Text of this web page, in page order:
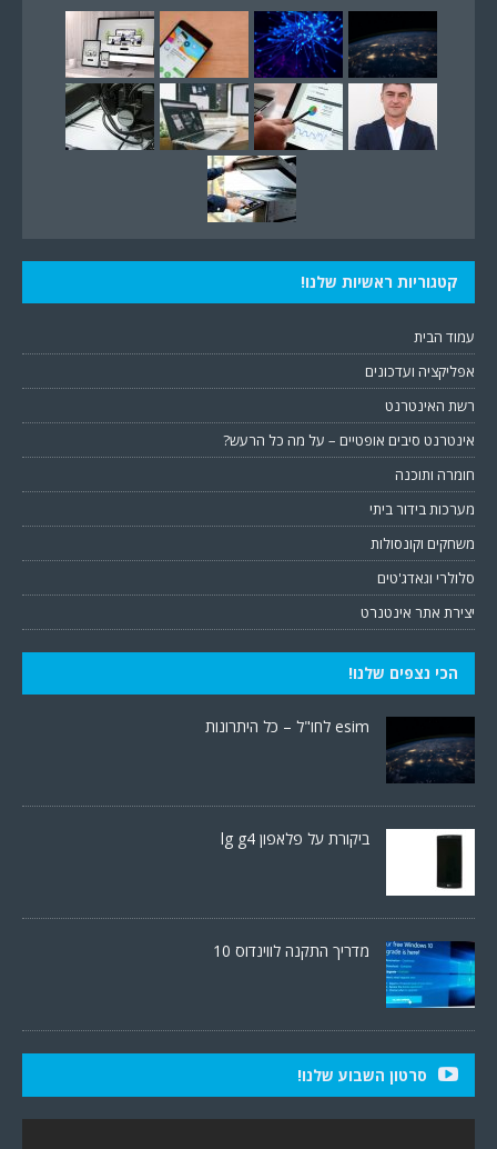
קטגוריות ראשיות שלנו!
עמוד הבית
אפליקציה ועדכונים
רשת האינטרנט
אינטרנט סיבים אופטיים – על מה כל הרעש?
חומרה ותוכנה
מערכות בידור ביתי
משחקים וקונסולות
סלולרי וגאדג'טים
יצירת אתר אינטנרט
הכי נצפים שלנו!
esim לחו"ל – כל היתרונות
ביקורת על פלאפון lg g4
מדריך התקנה לווינדוס 10
סרטון השבוע שלנו!